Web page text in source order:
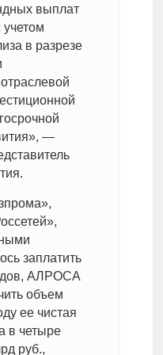
выплат
учетом
в разрезе
—
заплатить
АЛРОСА
объем
ее чистая
в четыре
руб.,